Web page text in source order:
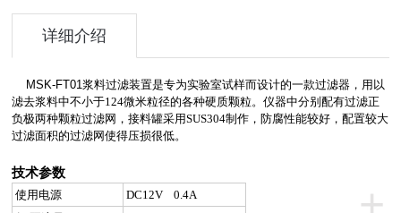
详细介绍
MSK-FT01浆料过滤装置是专为实验室试样而设计的一款过滤器，用以
滤去浆料中不小于124微米粒径的各种硬质颗粒。仪器中分别配有过滤正
负极两种颗粒过滤网 ，接料罐采用SUS304制作，防腐性能较好，配置较大
过滤面积的过滤网使得压损很低。
技术参数
使用电源
DC12V 0.4A